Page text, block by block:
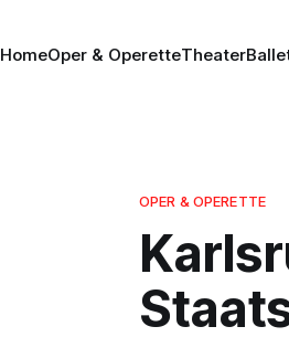
HomeOper & OperetteTheater
OPER & OPERETTE